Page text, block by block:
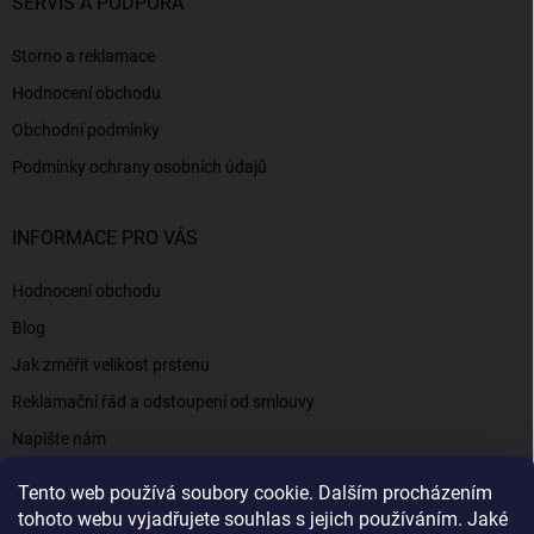
Tento web používá soubory cookie. Dalším procházením
tohoto webu vyjadřujete souhlas s jejich používáním. Jaké
Storno a reklamace
Hodnocení obchodu
Obchodní podmínky
Podmínky ochrany osobních údajů
INFORMACE PRO VÁS
Hodnocení obchodu
Blog
Jak změřit velikost prstenu
Reklamační řád a odstoupení od smlouvy
Napište nám